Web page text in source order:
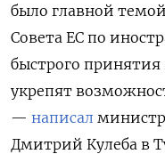
было главной
Совета ЕС по
быстрого
укрепят
— написал
Дмитрий Кулеба в